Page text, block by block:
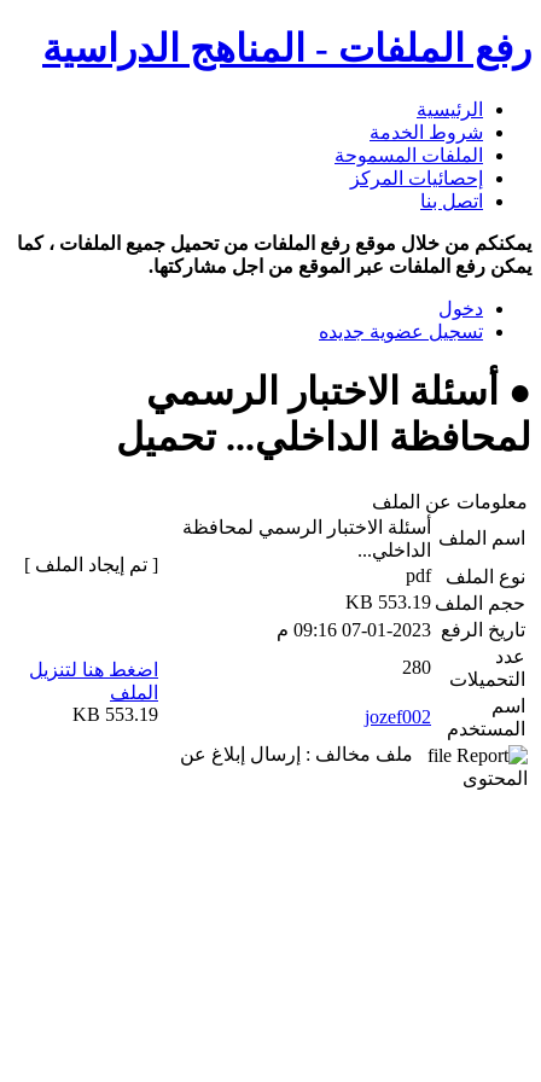
رفع الملفات - المناهج الدراسية
الرئيسية
شروط الخدمة
الملفات المسموحة
إحصائيات المركز
اتصل بنا
يمكنكم من خلال موقع رفع الملفات من تحميل جميع الملفات ، كما
يمكن رفع الملفات عبر الموقع من اجل مشاركتها.
دخول
تسجيل عضوية جديده
● أسئلة الاختبار الرسمي
لمحافظة الداخلي... تحميل
معلومات عن الملف
اسم الملف
أسئلة الاختبار الرسمي لمحافظة
الداخلي...
نوع الملف
pdf
حجم الملف 553.19 KB
تاريخ الرفع 07-01-2023 09:16 م
عدد
التحميلات
280
اسم
المستخدم
jozef002
ملف مخالف : إرسال إبلاغ عن
المحتوى
[ تم إيجاد الملف ]
اضغط هنا لتنزيل
الملف
553.19 KB